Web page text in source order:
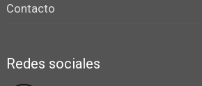
Contacto
Redes sociales